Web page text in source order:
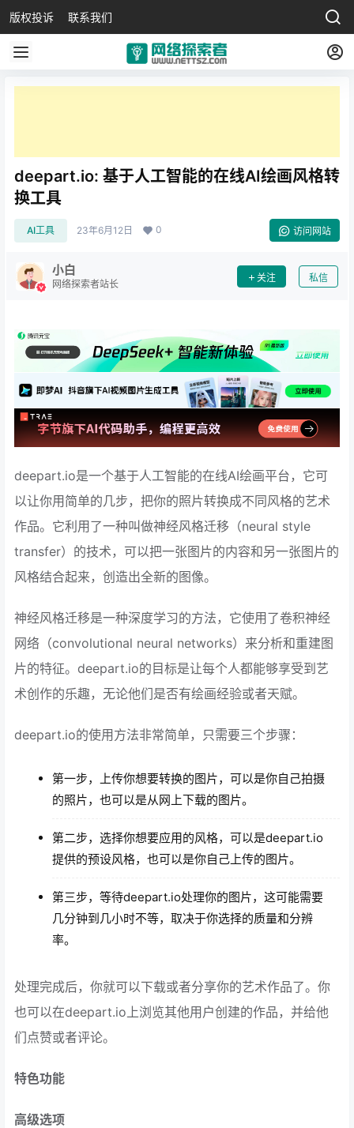
版权投诉 联系我们
deepart.io: 基于人工智能的在线AI绘画风格转
换工具
AI工具 23年6月12日 0 访问网站
小白
网络探索者站长
关注 私信
deepart.io是一个基于人工智能的在线AI绘画平台，它可
以让你用简单的几步，把你的照片转换成不同风格的艺术
作品。它利用了一种叫做神经风格迁移（neural style
transfer）的技术，可以把一张图片的内容和另一张图片的
风格结合起来，创造出全新的图像。
神经风格迁移是一种深度学习的方法，它使用了卷积神经
网络（convolutional neural networks）来分析和重建图
片的特征。deepart.io的目标是让每个人都能够享受到艺
术创作的乐趣，无论他们是否有绘画经验或者天赋。
deepart.io的使用方法非常简单，只需要三个步骤：
第一步，上传你想要转换的图片，可以是你自己拍摄
的照片，也可以是从网上下载的图片。
第二步，选择你想要应用的风格，可以是deepart.io
提供的预设风格，也可以是你自己上传的图片。
第三步，等待deepart.io处理你的图片，这可能需要
几分钟到几小时不等，取决于你选择的质量和分辨
率。
处理完成后，你就可以下载或者分享你的艺术作品了。你
也可以在deepart.io上浏览其他用户创建的作品，并给他
们点赞或者评论。
特色功能
高级选项